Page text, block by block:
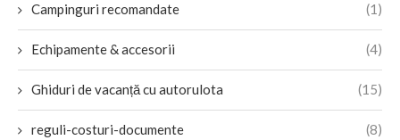
Campinguri recomandate (1)
Echipamente & accesorii (4)
Ghiduri de vacanță cu autorulota (15)
reguli-costuri-documente (8)